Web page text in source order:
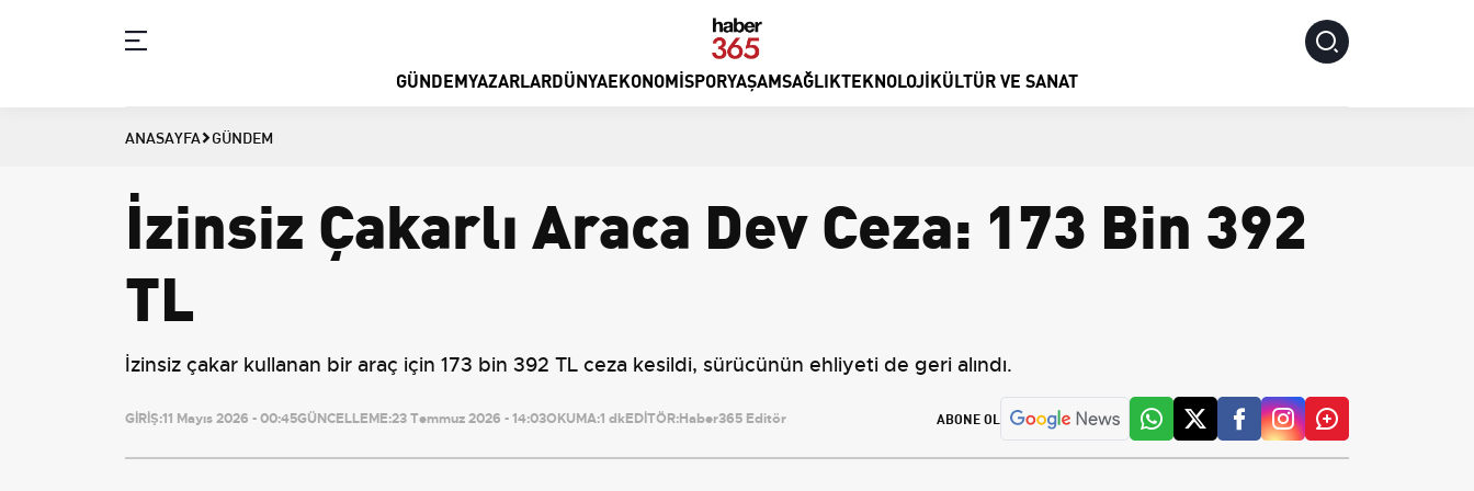
GÜNDEMYAZARLARDÜNYAEKONOMISPORYAŞAMSAĞLIKTEKNOLOJIKÜLTÜR VE SANAT
ANASAYFA GÜNDEM
İzinsiz Çakarlı Araca Dev Ceza: 173 Bin 392
TL
İzinsiz çakar kullanan bir araç için 173 bin 392 TL ceza kesildi, sürücünün ehliyeti de geri alındı.
GİRİŞ:11 Mayıs 2026 - 00:45GÜNCELLEME:23 Temmuz 2026 - 14:03OKUMA:1 dkEDİTÖR:Haber365 Editör ABONE OL